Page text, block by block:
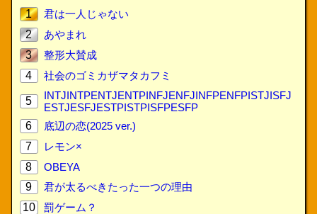
1
君は一人じゃない
2
あやまれ
3
整形大賛成
4
社会のゴミカザマタカフミ
5
INTJINTPENTJENTPINFJENFJINFPENFPISTJISFJ
ESTJESFJESTPISTPISFPESFP
6
底辺の恋(2025 ver.)
7
レモン×
8
OBEYA
9
君が太るべきたった一つの理由
10
罰ゲーム？